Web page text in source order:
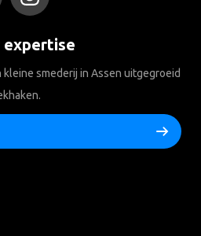
expertise
kleine smederij in Assen uitgegroeid